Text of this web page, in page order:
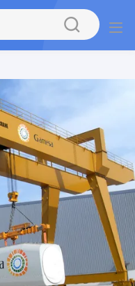
{cookie_flags: